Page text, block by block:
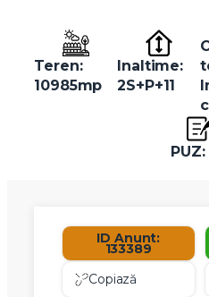
Teren:
10985mp
Inaltime:
2S+P+11
ID Anunt:
133389
Copiază